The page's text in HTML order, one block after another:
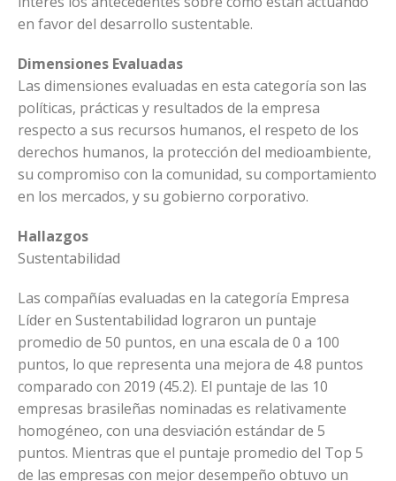
en favor del desarrollo sustentable.
Dimensiones Evaluadas
Las dimensiones evaluadas en esta categoría son las
políticas, prácticas y resultados de la empresa
respecto a sus recursos humanos, el respeto de los
derechos humanos, la protección del medioambiente,
su compromiso con la comunidad, su comportamiento
en los mercados, y su gobierno corporativo.
Hallazgos
Sustentabilidad
Las compañías evaluadas en la categoría Empresa
Líder en Sustentabilidad lograron un puntaje
promedio de 50 puntos, en una escala de 0 a 100
puntos, lo que representa una mejora de 4.8 puntos
comparado con 2019 (45.2). El puntaje de las 10
empresas brasileñas nominadas es relativamente
homogéneo, con una desviación estándar de 5
puntos. Mientras que el puntaje promedio del Top 5
de las empresas con mejor desempeño obtuvo un